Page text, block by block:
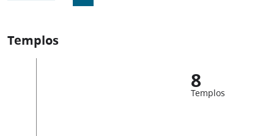
Templos
8
Templos